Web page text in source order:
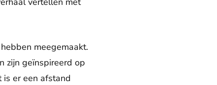
meegemaakt.
zijn geïnspireerd op
is er een afstand